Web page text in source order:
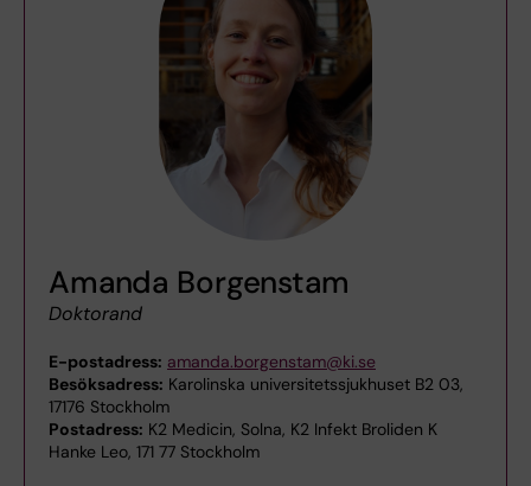
Amanda Borgenstam
Doktorand
E-postadress: amanda.borgenstam@ki.se
Besöksadress: Karolinska universitetssjukhuset B2 03,
17176 Stockholm
Postadress: K2 Medicin, Solna, K2 Infekt Broliden K
Hanke Leo, 171 77 Stockholm